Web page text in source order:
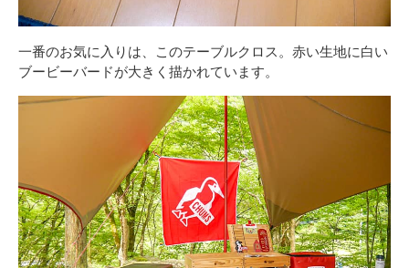
一番のお気に入りは、このテーブルクロス。赤い生地に白い
ブービーバードが大きく描かれています。